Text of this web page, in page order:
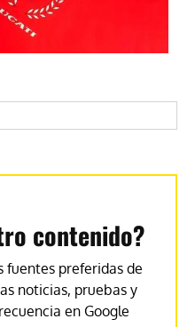
contenido?
fuentes preferidas de
noticias, pruebas y
en Google